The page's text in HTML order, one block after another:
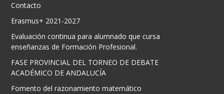
Contacto
Erasmus+ 2021-2027
Evaluación continua para alumnado que cursa
enseñanzas de Formación Profesional.
FASE PROVINCIAL DEL TORNEO DE DEBATE
ACADÉMICO DE ANDALUCÍA
Fomento del razonamiento matemático